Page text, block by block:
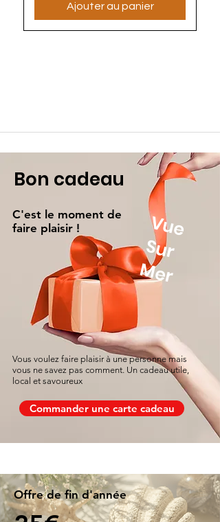
Ajouter au panier
Bon cadeau
C'est le moment de
faire plaisir !
V
u
e
S
u
r
Mer
Vous voulez faire plaisir à une personne mais
vous ne savez pas comment. Un cadeau utile,
local et savoureux
Commander une carte cadeau
Offre de fin d'année